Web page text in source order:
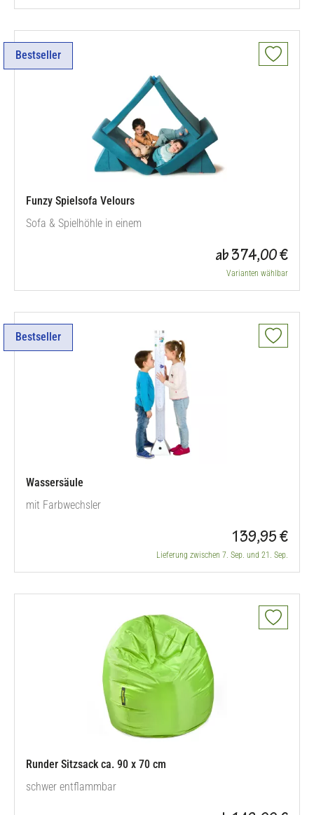
Bestseller
Funzy Spielsofa Velours
Sofa & Spielhöhle in einem
ab 374,00 €
Varianten wählbar
Bestseller
Wassersäule
mit Farbwechsler
139,95 €
Lieferung zwischen 7. Sep. und 21. Sep.
Runder Sitzsack ca. 90 x 70 cm
schwer entflammbar